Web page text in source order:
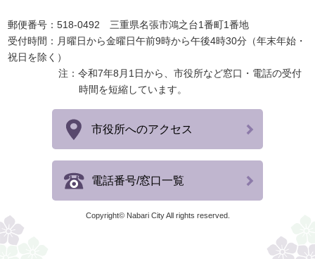
郵便番号：518-0492 三重県名張市鴻之台1番町1番地
受付時間：月曜日から金曜日午前9時から午後4時30分（年末年始・
祝日を除く）
注：令和7年8月1日から、市役所など窓口・電話の受付
時間を短縮しています。
市役所へのアクセス
電話番号/窓口一覧
Copyright© Nabari City All rights reserved.